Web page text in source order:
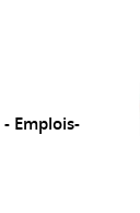
Emplois-